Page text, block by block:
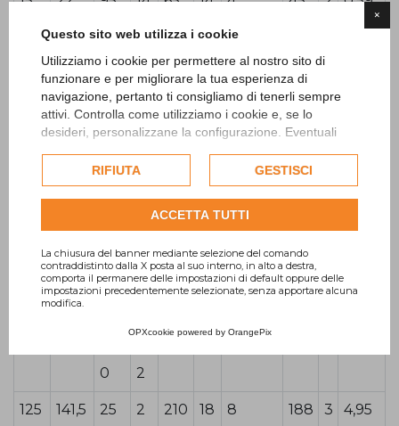
×
Questo sito web utilizza i cookie
Utilizziamo i cookie per permettere al nostro sito di
funzionare e per migliorare la tua esperienza di
navigazione, pertanto ti consigliamo di tenerli sempre
attivi. Controlla come utilizziamo i cookie e, se lo
desideri, personalizzane la configurazione. Eventuali
esclusivamente previa acquisizione del consenso
dell'utente.
Consulta l'informativa cookie completa.
RIFIUTA GESTISCI
ACCETTA TUTTI
La chiusura del banner mediante selezione del comando
contraddistinto dalla X posta al suo interno, in alto a destra,
comporta il permanere delle impostazioni di default oppure delle
impostazioni precedentemente selezionate, senza apportare alcuna
modifica.
OPXcookie powered by OrangePix
27,5 105 16 75 14 4
34,5 115 16 85 14 4 68
43,5 140 18 100 18 4 78
61,5 165 19 125 18 4 102 3 2,31
145 18 8
90,5
20
2
160 18 8 138 3 3,26
0
2
125 141,5
25
2
210 18 8 188 3 4,95